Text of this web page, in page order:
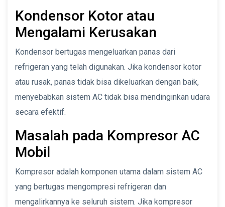
Kondensor Kotor atau
Mengalami Kerusakan
Kondensor bertugas mengeluarkan panas dari
refrigeran yang telah digunakan. Jika kondensor kotor
atau rusak, panas tidak bisa dikeluarkan dengan baik,
menyebabkan sistem AC tidak bisa mendinginkan udara
secara efektif.
Masalah pada Kompresor AC
Mobil
Kompresor adalah komponen utama dalam sistem AC
yang bertugas mengompresi refrigeran dan
mengalirkannya ke seluruh sistem. Jika kompresor